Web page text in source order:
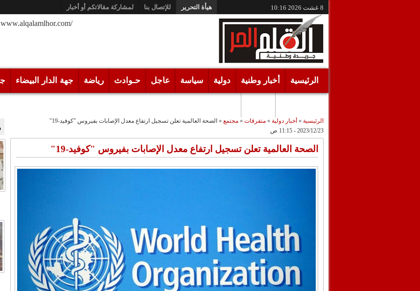
8 غشت 2026 10:16 هيأة التحرير للإتصال بنا لمشاركة مقالاتكم أو أخبار
/www.alqalamlhor.com
الرئيسية أخبار وطنية دولية سياسة عاجل حـوادث رياضة جهة الدار البيضاء
الرئيسية » أخبار دولية» متفرقات» مجتمع» الصحة العالمية تعلن تسجيل ارتفاع معدل الإصابات بفيروس "كوفيد-19"
2023/12/23 - 11:15 ص
الصحة العالمية تعلن تسجيل ارتفاع معدل الإصابات بفيروس "كوفيد-19"